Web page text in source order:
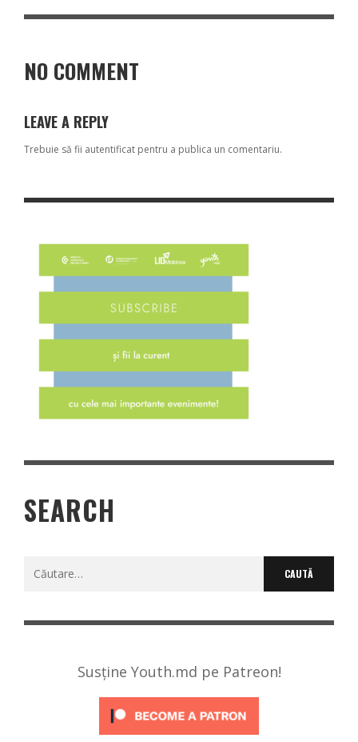
NO COMMENT
LEAVE A REPLY
Trebuie să fii autentificat pentru a publica un comentariu.
SEARCH
Caută
Susține Youth.md pe Patreon!